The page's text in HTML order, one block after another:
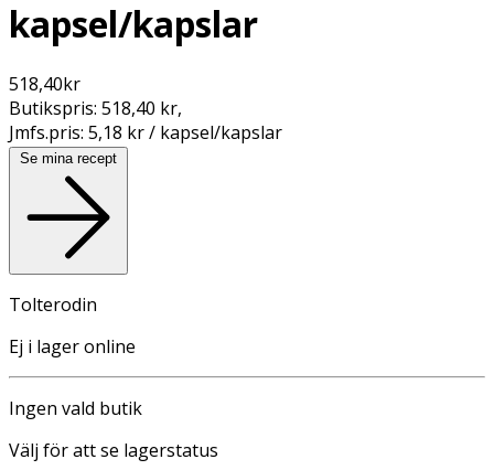
kapsel/kapslar
518,40kr
Butikspris: 518,40 kr,
Jmfs.pris: 5,18 kr / kapsel/kapslar
Se mina recept
Tolterodin
Ej i lager online
Ingen vald butik
Välj för att se lagerstatus